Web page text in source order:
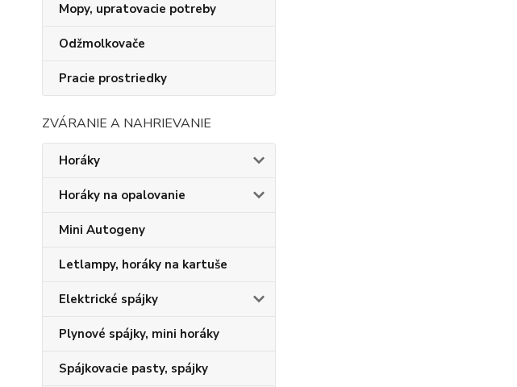
Mopy, upratovacie potreby
Odžmolkovače
Pracie prostriedky
ZVÁRANIE A NAHRIEVANIE
Horáky
Horáky na opalovanie
Mini Autogeny
Letlampy, horáky na kartuše
Elektrické spájky
Plynové spájky, mini horáky
Spájkovacie pasty, spájky